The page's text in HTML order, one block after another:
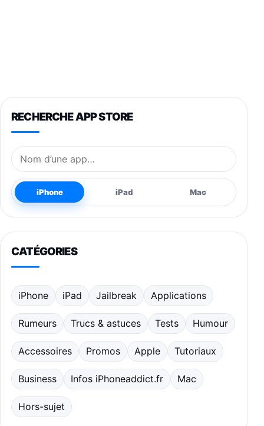
RECHERCHE APP STORE
Nom de l’application
iPhone iPad Mac
CATÉGORIES
iPhone iPad Jailbreak Applications
Rumeurs Trucs & astuces Tests Humour
Accessoires Promos Apple Tutoriaux
Business Infos iPhoneaddict.fr Mac
Hors-sujet